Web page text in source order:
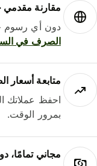
مقارنة مقدمي
دون أي رسوم
الصرف في
متابعة أسعار
احفظ عملاتك
بمرور الوقت.
مجاني تمامًا، دون